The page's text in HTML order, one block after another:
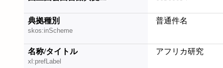
典拠種別
skos:inScheme
普通件名
名称/タイトル
xl:prefLabel
アフリカ研究